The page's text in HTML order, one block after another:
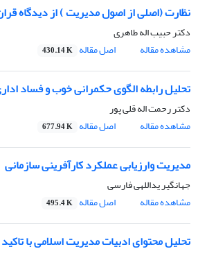
نظارت (اصلی از اصول مدیریت ) از دیدگاه
دکتر حبیب اله طاهری
مشاهده مقاله
اصل مقاله 430.14 K
تحلیل رابطه الگوی حکمرانی خوب و فساد
دکتر رحمت اله قلی پور
مشاهده مقاله
اصل مقاله 677.94 K
مدیریت وارزیابی عملکرد کارآفرینی سازمانی
جهانگیر یداللهی فارسی
مشاهده مقاله
اصل مقاله 495.4 K
تحلیل محتوای ادبیات مدیریت اسلامی با